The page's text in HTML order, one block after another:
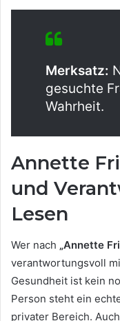
Merksatz:
gesuchte
Wahrheit.
Annette
und
Lesen
Wer nach „Annette
verantwortungsvoll
Gesundheit ist kein
Person steht ein
privater Bereich.